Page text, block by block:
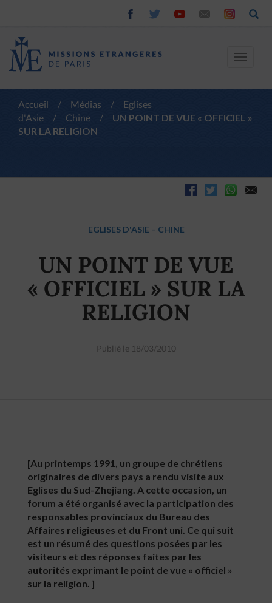
Toggle
Accueil / Médias /
Eglises
d'Asie
/ Chine /
UN POINT DE VUE « OFFICIEL »
SUR LA RELIGION
EGLISES D'ASIE – CHINE
UN POINT DE VUE
« OFFICIEL » SUR LA
RELIGION
Publié le 18/03/2010
[Au printemps 1991, un groupe de chrétiens
originaires de divers pays a rendu visite aux
Eglises du Sud-Zhejiang. A cette occasion, un
forum a été organisé avec la participation des
responsables provinciaux du Bureau des
Affaires religieuses et du Front uni. Ce qui suit
est un résumé des questions posées par les
visiteurs et des réponses faites par les
autorités exprimant le point de vue « officiel »
sur la religion. ]